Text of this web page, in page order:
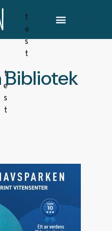
Bibliotek